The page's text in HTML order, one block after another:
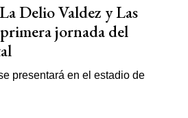
Delio Valdez y Las
jornada del